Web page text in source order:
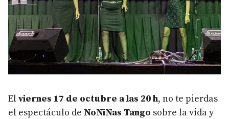
El viernes 17 de octubre a las 20 h, no te pierdas
el espectáculo de NoNiNas Tango sobre la vida y